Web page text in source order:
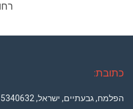
כתובת:
הפלמח, גבעתיים, ישראל, 5340632